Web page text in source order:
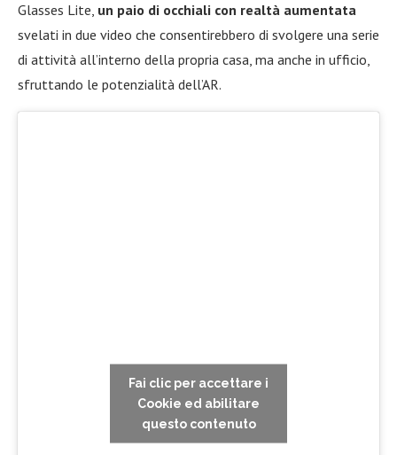
Glasses Lite, un paio di occhiali con realtà aumentata
svelati in due video che consentirebbero di svolgere una serie
di attività all’interno della propria casa, ma anche in ufficio,
sfruttando le potenzialità dell’AR.
Fai clic per accettare i
Cookie ed abilitare
questo contenuto